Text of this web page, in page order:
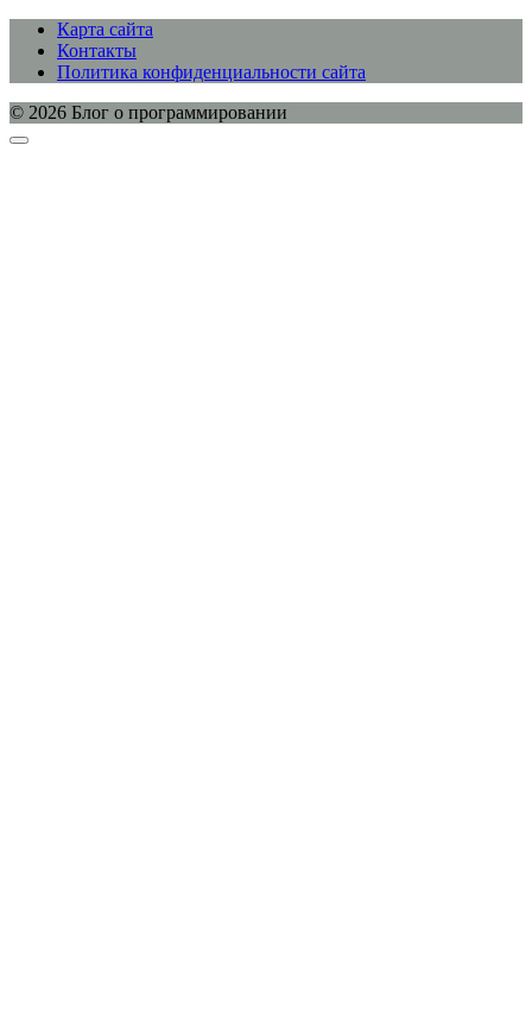
Карта сайта
Контакты
Политика конфиденциальности сайта
© 2026 Блог о программировании